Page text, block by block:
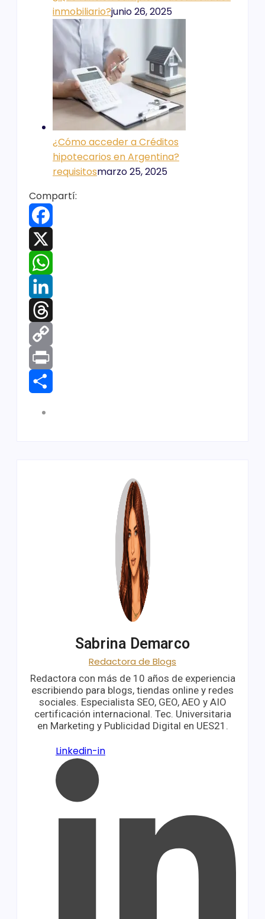
inmobiliario?junio 26, 2025
¿Cómo acceder a Créditos
hipotecarios en Argentina?
requisitosmarzo 25, 2025
Compartí:
Facebook
X
WhatsApp
LinkedIn
Threads
Copy
Link
Print
Sabrina Demarco
Redactora de Blogs
Redactora con más de 10 años de experiencia
escribiendo para blogs, tiendas online y redes
sociales. Especialista SEO, GEO, AEO y AIO
certificación internacional. Tec. Universitaria
en Marketing y Publicidad Digital en UES21.
Linkedin-in